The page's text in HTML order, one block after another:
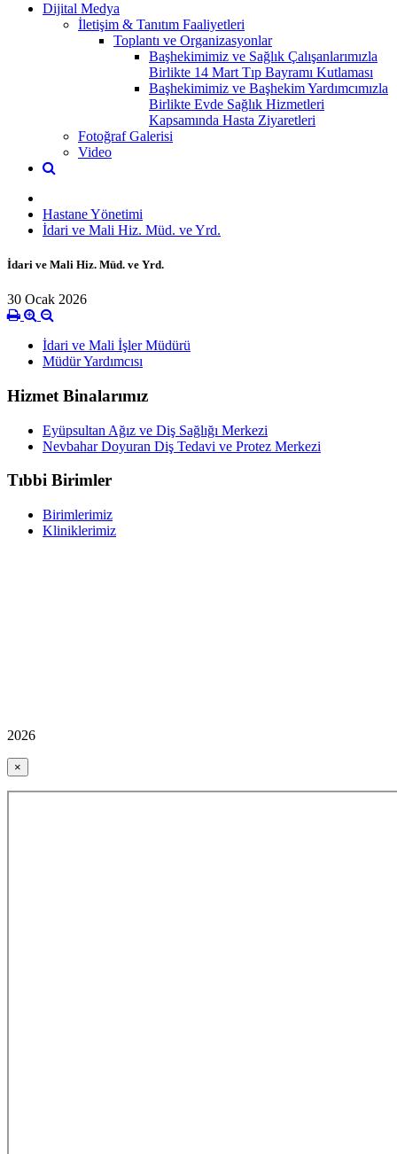
Dijital Medya
İletişim & Tanıtım Faaliyetleri
Toplantı ve Organizasyonlar
Başhekimimiz ve Sağlık Çalışanlarımızla
Birlikte 14 Mart Tıp Bayramı Kutlaması
Başhekimimiz ve Başhekim Yardımcımızla
Birlikte Evde Sağlık Hizmetleri
Kapsamında Hasta Ziyaretleri
Fotoğraf Galerisi
Video
Hastane Yönetimi
İdari ve Mali Hiz. Müd. ve Yrd.
İdari ve Mali Hiz. Müd. ve Yrd.
30 Ocak 2026
İdari ve Mali İşler Müdürü
Müdür Yardımcısı
Hizmet Binalarımız
Eyüpsultan Ağız ve Diş Sağlığı Merkezi
Nevbahar Doyuran Diş Tedavi ve Protez Merkezi
Tıbbi Birimler
Birimlerimiz
Kliniklerimiz
2026
×